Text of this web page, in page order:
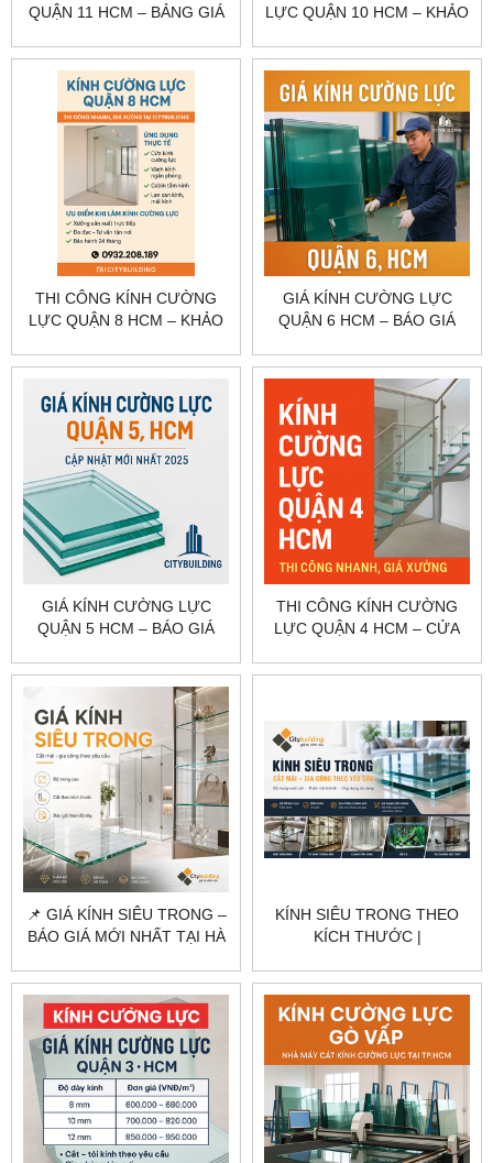
QUẬN 11 HCM – BẢNG GIÁ
CITYBUILDING
LỰC QUẬN 10 HCM – KHẢO
CITYBUILDING
THI CÔNG KÍNH CƯỜNG
LỰC QUẬN 8 HCM – KHẢO
CITYBUILDING
GIÁ KÍNH CƯỜNG LỰC
QUẬN 6 HCM – BÁO GIÁ
CITYBUILDING
GIÁ KÍNH CƯỜNG LỰC
QUẬN 5 HCM – BÁO GIÁ
CITYBUILDING
THI CÔNG KÍNH CƯỜNG
LỰC QUẬN 4 HCM – CỬA
TẮM CITYBUILDING
📌 GIÁ KÍNH SIÊU TRONG –
BÁO GIÁ MỚI NHẤT TẠI HÀ
KÍNH SIÊU TRONG THEO
KÍCH THƯỚC |